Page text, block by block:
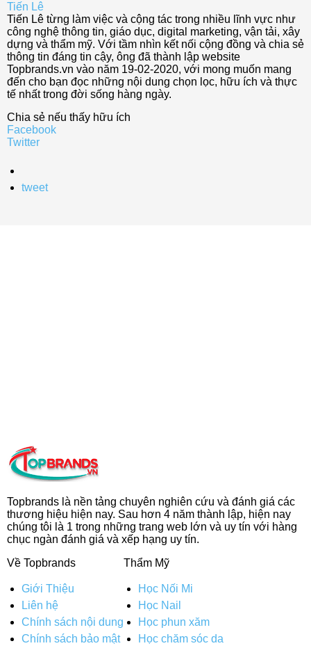
Tiến Lê
Tiến Lê từng làm việc và cộng tác trong nhiều lĩnh vực như
công nghệ thông tin, giáo dục, digital marketing, vận tải, xây
dựng và thẩm mỹ. Với tầm nhìn kết nối cộng đồng và chia sẻ
thông tin đáng tin cậy, ông đã thành lập website
Topbrands.vn vào năm 19-02-2020, với mong muốn mang
đến cho bạn đọc những nội dung chọn lọc, hữu ích và thực
tế nhất trong đời sống hàng ngày.
Chia sẻ nếu thấy hữu ích
Facebook
Twitter
tweet
Topbrands là nền tảng chuyên nghiên cứu và đánh giá các
thương hiệu hiện nay. Sau hơn 4 năm thành lập, hiện nay
chúng tôi là 1 trong những trang web lớn và uy tín với hàng
chục ngàn đánh giá và xếp hạng uy tín.
Về Topbrands
Giới Thiệu
Liên hệ
Chính sách nội dung
Chính sách bảo mật
Thẩm Mỹ
Học Nối Mi
Học Nail
Học phun xăm
Học chăm sóc da